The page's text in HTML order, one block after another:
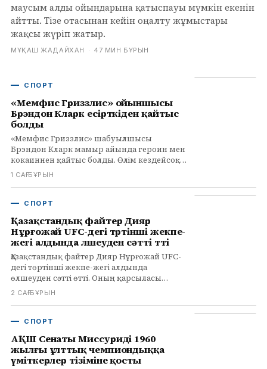
маусым алды ойындарына қатыспауы мүмкін екенін
айтты. Тізе отасынан кейін оңалту жұмыстары
жақсы жүріп жатыр.
МҰҚАШ ЖАДАЙХАН · 47 МИН БҰРЫН
СПОРТ
«Мемфис Гриззлис» ойыншысы
Брэндон Кларк есірткіден қайтыс
болды
«Мемфис Гриззлис» шабуылшысы
Брэндон Кларк мамыр айында героин мен
кокаиннен қайтыс болды. Өлім кездейсоқ
деп танылды. Ол 29 жаста еді.
1 САҒ БҰРЫН
СПОРТ
Қазақстандық файтер Дияр
Нұрғожай UFC-дегі төртінші жекпе-
жегі алдында өлшеуден сәтті өтті
Қазақстандық файтер Дияр Нұрғожай UFC-
дегі төртінші жекпе-жегі алдында
өлшеуден сәтті өтті. Оның қарсыласы
бразилиялық Бруно Лопес. Жекпе-жек 9
2 САҒ БҰРЫН
СПОРТ
АҚШ Сенаты Миссуриді 1960
жылғы ұлттық чемпиондыққа
үміткерлер тізіміне қосты